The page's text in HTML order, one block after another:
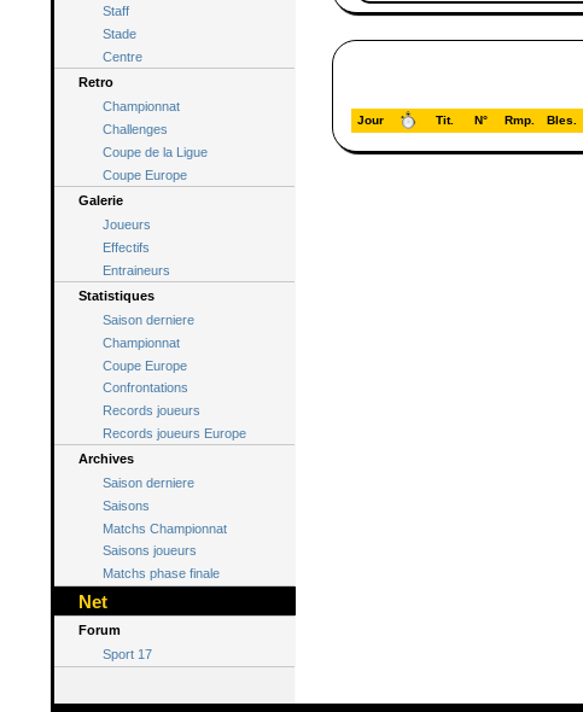
Staff
Stade
Centre
Retro
Championnat
Challenges
Coupe de la Ligue
Coupe Europe
Galerie
Joueurs
Effectifs
Entraineurs
Statistiques
Saison derniere
Championnat
Coupe Europe
Confrontations
Records joueurs
Records joueurs Europe
Archives
Saison derniere
Saisons
Matchs Championnat
Saisons joueurs
Matchs phase finale
Net
Forum
Sport 17
Jour Tit. N° Rmp. Bles.